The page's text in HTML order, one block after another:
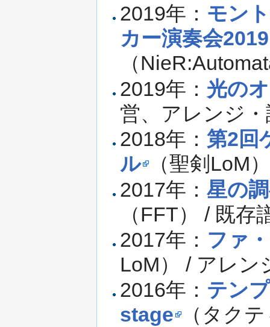
2019年： モン
カー演奏会
（
2019年： 光の
営、アレンジ
2018年：第2回
ル
（聖剣LoM
2017年：星の
（FFT） / 既
2017年： ファ
LoM） / アレン
2016年： テン
stage
（タク